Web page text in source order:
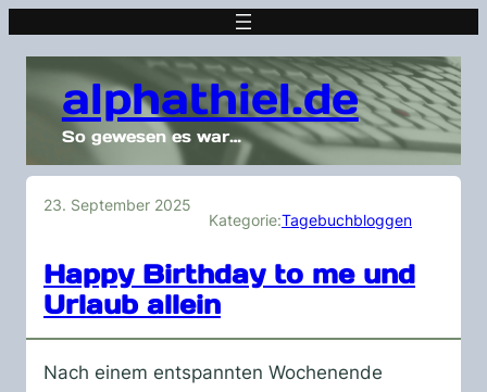
alphathiel.de
So gewesen es war…
23. September 2025
Kategorie:Tagebuchbloggen
Happy Birthday to me und
Urlaub allein
Nach einem entspannten Wochenende